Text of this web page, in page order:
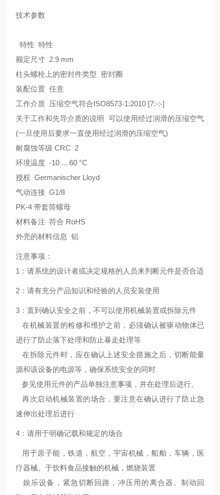
技术参数
特性 特性
额定尺寸 2.9 mm
柱头螺栓上的密封件类型 密封圈
装配位置 任意
工作介质 压缩空气符合ISO8573-1:2010 [7:-:-]
关于工作和先导介质的说明 可以使用经过润滑的压缩空气
(一旦使用后要求一直使用经过润滑的压缩空气)
耐腐蚀等级 CRC 2
环境温度 -10 ... 60 °C
授权 Germanischer Lloyd
气动连接 G1/8
PK-4 带套筒螺母
材料备注 符合 RoHS
外壳的材料信息 铝
注意事项：
1：请系统的设计者或决定规格的人员来判断元件是否合适
2：请有充分产品知识和经验的人员安装使用
3：直到确认安全之前，不可以使用机械装置或拆除元件
在机械装置的检修和维护之前，必须确认被驱动物体已
进行了防止落下处理和防止暴走处理等
在拆除元件时，应在确认上述安全措施之后，切断能量
源和该设备的电源等，确保系统安全的同时
参见使用元件的产品单独注意事项，并在处理后进行。
再次启动机械装置的场合，要注意在确认进行了防止急
速伸出处理后进行
4：请用于明确记载和规定的场合
用于原子能，铁道，航空，宇宙机械，船舶，车辆，医
疗器械。于饮料食品接触的机械，燃烧装置
娱乐设备，紧急切断回路，冲压用的离合器。制动回